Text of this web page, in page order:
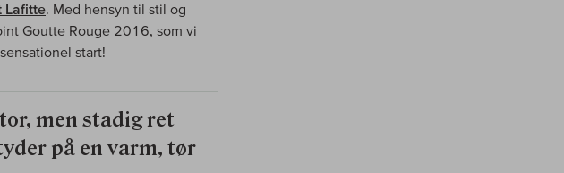
Lafitte. Med hensyn til stil og
Goutte Rouge 2016, som vi
start!
men stadig ret
på en varm, tør